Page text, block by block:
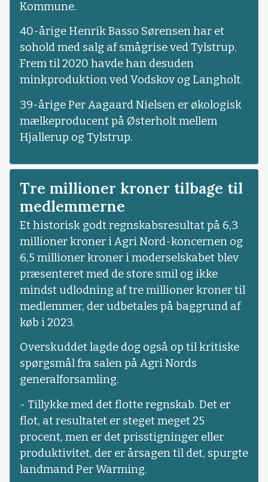
Kommune.
40-årige Henrik Basso Sørensen har et
sohold med salg af smågrise ved Tylstrup.
Frem til 2020 havde han desuden
minkproduktion ved Vodskov og Langholt.
39-årige Per Aagaard Nielsen er økologisk
mælkeproducent på Østerholt mellem
Hjallerup og Tylstrup.
Tre millioner kroner tilbage til
medlemmerne
Et historisk godt regnskabsresultat på 6,3
millioner kroner i Agri Nord-koncernen og
6,5 millioner kroner i moderselskabet blev
præsenteret med de store smil og ikke
mindst udlodning af tre millioner kroner til
medlemmer, der udbetales på baggrund af
køb i 2023.
Overskuddet lagde dog også op til kritiske
spørgsmål fra salen på Agri Nords
generalforsamling.
- Tillykke med det flotte regnskab. Det er
flot, at resultatet er steget meget 25
procent, men er det prisstigninger eller
produktivitet, der er årsagen til det, spurgte
landmand Per Warming.